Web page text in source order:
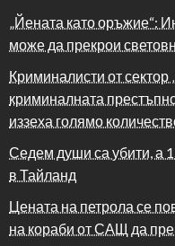
„Йената като оръжие“:
може да прекрои
Криминалисти от
криминалната
иззеха голямо
Седем души са убити, а
в Тайланд
Цената на петрола се
на кораби от САЩ да